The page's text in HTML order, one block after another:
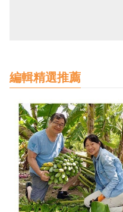
編輯精選推薦